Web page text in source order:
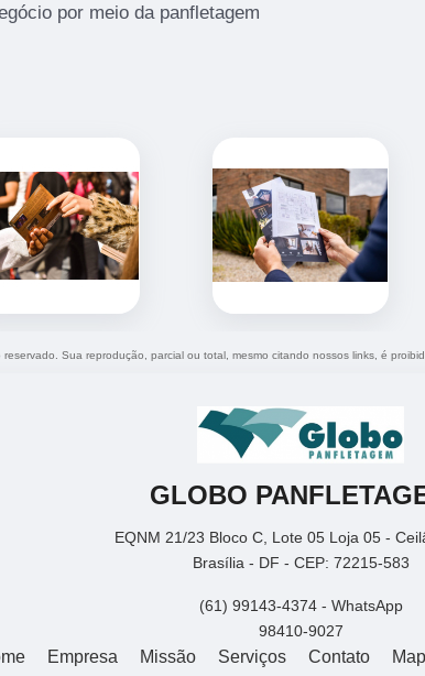
por meio da panfletagem
reservado. Sua reprodução, parcial ou total, mesmo citando nossos links, é
GLOBO
EQNM 21/23 Bloco C, Lote 05 Loja 05 -
Brasília - DF - CEP: 72215-583
(61) 99143-4374 - WhatsApp
98410-9027
Empresa Missão Serviços Contato